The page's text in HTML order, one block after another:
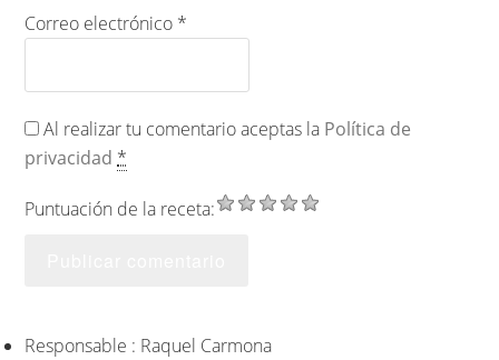
Correo electrónico *
Al realizar tu comentario aceptas la Política de
privacidad *
Puntuación de la receta:
Responsable : Raquel Carmona